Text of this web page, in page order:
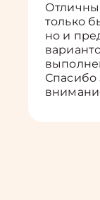
только
но и
Спасибо